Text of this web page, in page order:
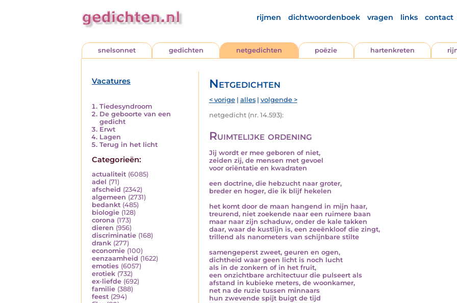
rijmen dichtwoordenboek vragen links contact
snelsonnet gedichten netgedichten poëzie hartenkreten
Vacatures
Tiedesyndroom
De geboorte van een
gedicht
Erwt
Lagen
Terug in het licht
Categorieën:
actualiteit (6085)
adel (71)
afscheid (2342)
algemeen (2731)
bedankt (485)
biologie (128)
corona (173)
dieren (956)
discriminatie (168)
drank (277)
economie (100)
eenzaamheid (1622)
emoties (6057)
erotiek (732)
ex-liefde (692)
familie (388)
feest (294)
Netgedichten
< vorige| alles| volgende >
netgedicht (nr. 14.593):
Ruimtelijke ordening
Jij wordt er mee geboren of niet,
zeiden zij, de mensen met gevoel
voor oriëntatie en kwadraten
een doctrine, die hebzucht naar groter,
breder en hoger, die ik blijf hekelen
het komt door de maan hangend in mijn haar,
treurend, niet zoekende naar een ruimere baan
maar naar zijn schaduw, onder de kale takken
daar, waar de kustlijn is, een zeeënkloof die zingt,
trillend als nanometers van schijnbare stilte
samengeperst zweet, geuren en ogen,
dichtheid waar geen licht is noch lucht
als in de zonkern of in het fruit,
een onzichtbare architectuur die pulseert als
afstand in kubieke meters, de woonkamer,
net na de ruzie tussen minnaars
hun zwevende spijt buigt de tijd